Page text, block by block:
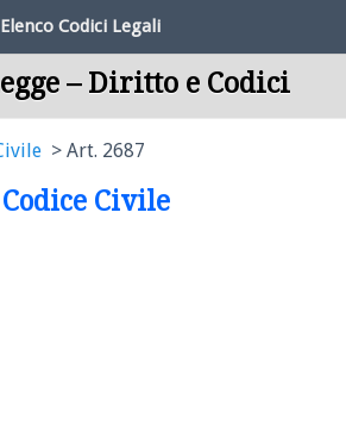
Elenco Codici Legali
– Diritto e Codici
Art. 2687
Civile